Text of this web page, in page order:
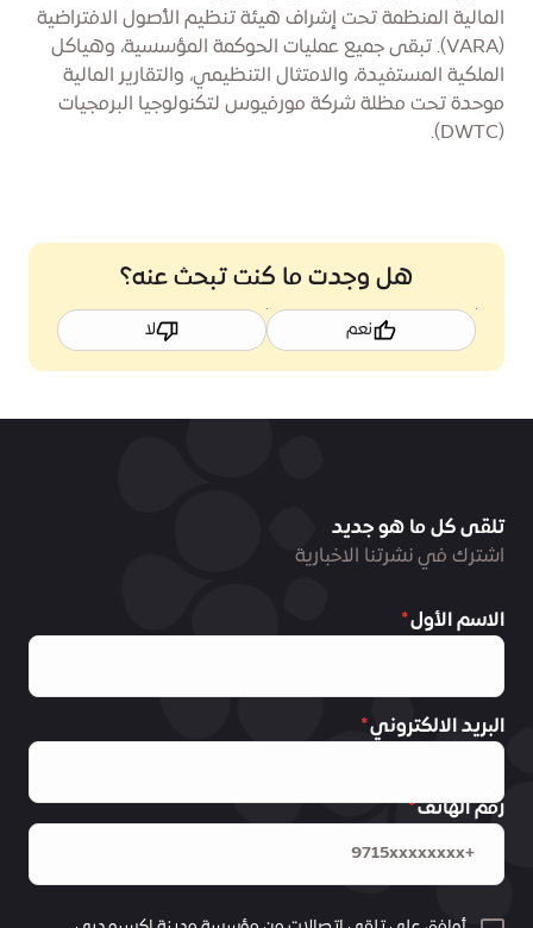
المالية المنظمة تحت إشراف هيئة تنظيم الأصول الافتراضية
(VARA). تبقى جميع عمليات الحوكمة المؤسسية، وهياكل
الملكية المستفيدة، والامتثال التنظيمي، والتقارير المالية
موحدة تحت مظلة شركة مورفيوس لتكنولوجيا البرمجيات
(DWTC).
هل وجدت ما كنت تبحث عنه؟
نعم لا
تلقى كل ما هو جديد
اشترك في نشرتنا الاخبارية
الاسم الأول
البريد الالكتروني
رقم الهاتف